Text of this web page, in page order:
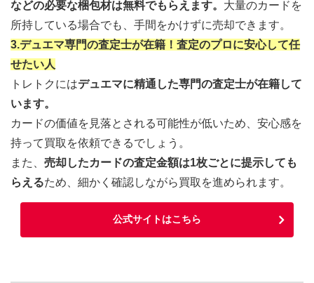
などの必要な梱包材は無料でもらえます。 大量のカードを
所持している場合でも、手間をかけずに売却できます。
3.デュエマ専門の査定士が在籍！査定のプロに安心して任
せたい人
トレトクにはデュエマに精通した専門の査定士が在籍して
います。
カードの価値を見落とされる可能性が低いため、安心感を
持って買取を依頼できるでしょう。
また、 売却したカードの査定金額は1枚ごとに提示しても
らえるため、細かく確認しながら買取を進められます。
公式サイトはこちら